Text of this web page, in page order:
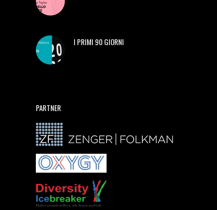
I PRIMI 90 GIORNI
PARTNER